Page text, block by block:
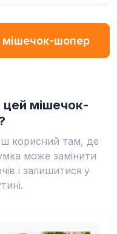
мішечок-шопер
цей мішечок-
корисний там, де
може замінити
і залишитися у